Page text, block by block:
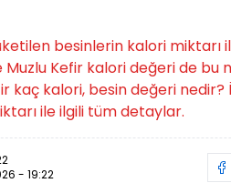
besinlerin kalori miktarı
Kefir kalori değeri de bu
kaç kalori, besin değeri
ile ilgili tüm detaylar.
- 19:22